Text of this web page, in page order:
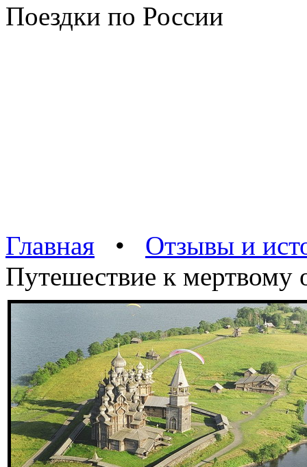
Поездки по России
Главная • Отзывы и
Путешествие к мертвому